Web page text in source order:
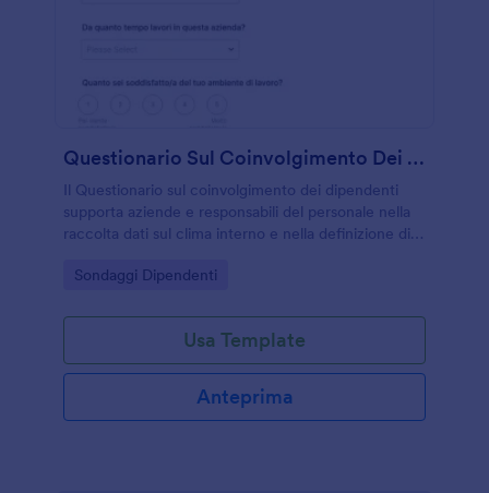
Questionario Sul Coinvolgimento Dei Dipendenti
Il Questionario sul coinvolgimento dei dipendenti
supporta aziende e responsabili del personale nella
raccolta dati sul clima interno e nella definizione di
Go to Category:
Sondaggi Dipendenti
Usa Template
Anteprima